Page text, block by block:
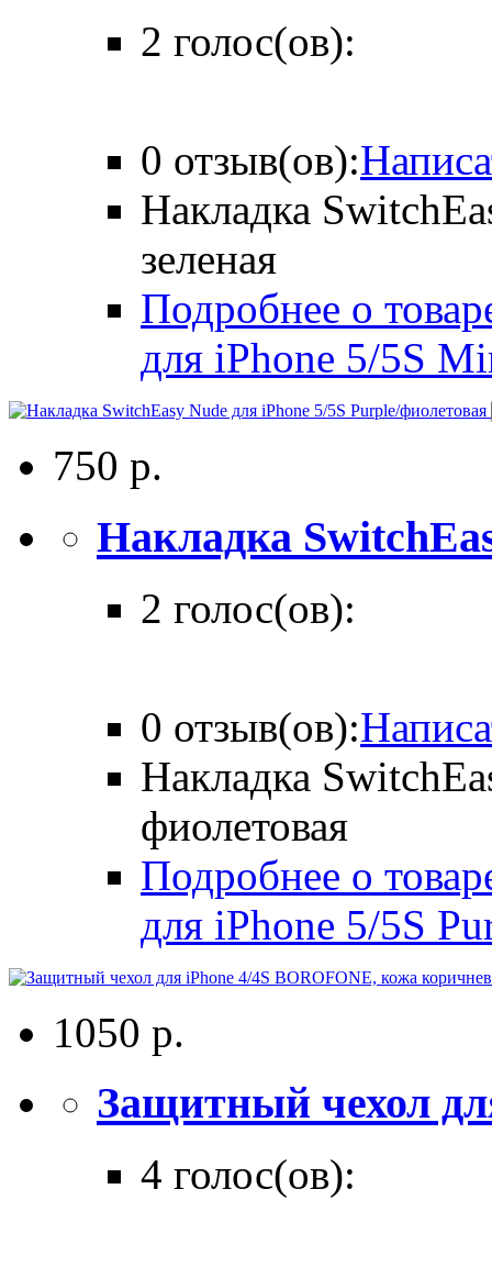
2 голос(ов):
0 отзыв(ов):
Накладка
зеленая
Подробнее о
для iPhone 5/5S
750 р.
Накладка
2 голос(ов):
0 отзыв(ов):
Накладка
фиолетовая
Подробнее о
для iPhone 5/5S
1050 р.
Защитный чехол
4 голос(ов):